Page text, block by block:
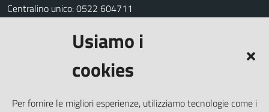
Usiamo i
cookies
Per fornire le migliori esperienze, utilizziamo tecnologie come i
Centralino unico: 0522 604711
Segnalazione disservizio